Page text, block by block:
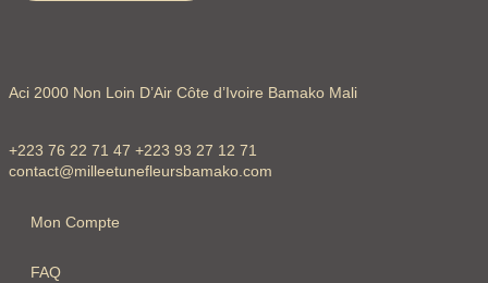
Aci 2000 Non Loin D’Air Côte d’Ivoire Bamako Mali
+223 76 22 71 47 +223 93 27 12 71
contact@milleetunefleursbamako.com
Mon Compte
FAQ